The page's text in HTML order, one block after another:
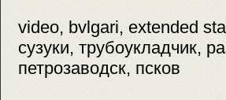
video, bvlgari, extended
сузуки, трубоукладчик,
петрозаводск, псков